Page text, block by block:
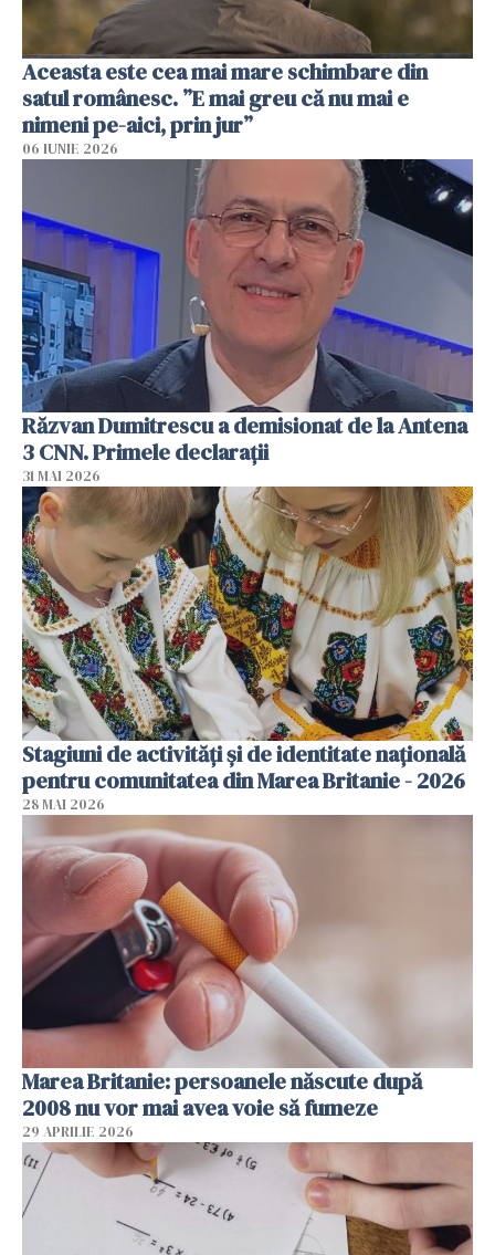
Aceasta este cea mai mare schimbare din
satul românesc. ”E mai greu că nu mai e
nimeni pe-aici, prin jur”
06 IUNIE 2026
Răzvan Dumitrescu a demisionat de la Antena
3 CNN. Primele declarații
31 MAI 2026
Stagiuni de activități și de identitate națională
pentru comunitatea din Marea Britanie - 2026
28 MAI 2026
Marea Britanie: persoanele născute după
2008 nu vor mai avea voie să fumeze
29 APRILIE 2026